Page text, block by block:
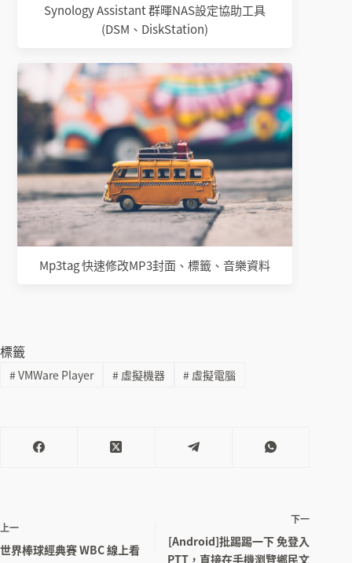
Synology Assistant 群暉NAS設定協助工具
(DSM、DiskStation)
Mp3tag 快速修改MP3封面、標籤、音樂資料
標籤
#VMWare Player #虛擬機器 # 虛擬電腦
上一
世界棒球經典賽 WBC 線上看
下一
[Android]批踢踢一下 免登入
PTT，直接在手機瀏覽鄉民文